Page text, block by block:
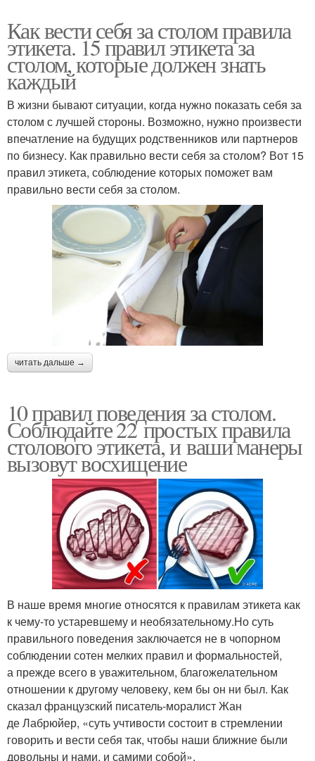
Как вести себя за столом правила
этикета. 15 правил этикета за
столом, которые должен знать
каждый
В жизни бывают ситуации, когда нужно показать себя за
столом с лучшей стороны. Возможно, нужно произвести
впечатление на будущих родственников или партнеров
по бизнесу. Как правильно вести себя за столом? Вот 15
правил этикета, соблюдение которых поможет вам
правильно вести себя за столом.
читать дальше →
10 правил поведения за столом.
Соблюдайте 22 простых правила
столового этикета, и ваши манеры
вызовут восхищение
В наше время многие относятся к правилам этикета как
к чему-то устаревшему и необязательному.Но суть
правильного поведения заключается не в чопорном
соблюдении сотен мелких правил и формальностей,
а прежде всего в уважительном, благожелательном
отношении к другому человеку, кем бы он ни был. Как
сказал французский писатель-моралист Жан
де Лабрюйер, «суть учтивости состоит в стремлении
говорить и вести себя так, чтобы наши ближние были
довольны и нами, и самими собой».